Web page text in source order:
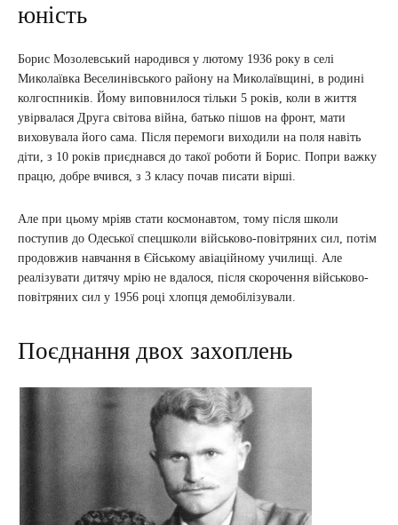
юність
Борис Мозолевський народився у лютому 1936 року в селі
Миколаївка Веселинівського району на Миколаївщині, в родині
колгоспників. Йому виповнилося тільки 5 років, коли в життя
увірвалася Друга світова війна, батько пішов на фронт, мати
виховувала його сама. Після перемоги виходили на поля навіть
діти, з 10 років приєднався до такої роботи й Борис. Попри важку
працю, добре вчився, з 3 класу почав писати вірші.
Але при цьому мріяв стати космонавтом, тому після школи
поступив до Одеської спецшколи військово-повітряних сил, потім
продовжив навчання в Єйському авіаційному училищі. Але
реалізувати дитячу мрію не вдалося, після скорочення військово-
повітряних сил у 1956 році хлопця демобілізували.
Поєднання двох захоплень